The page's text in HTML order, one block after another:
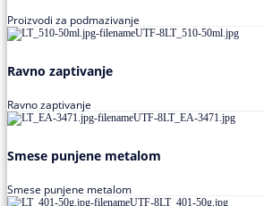
Proizvodi za podmazivanje
Ravno zaptivanje
Ravno zaptivanje
Smese punjene metalom
Smese punjene metalom